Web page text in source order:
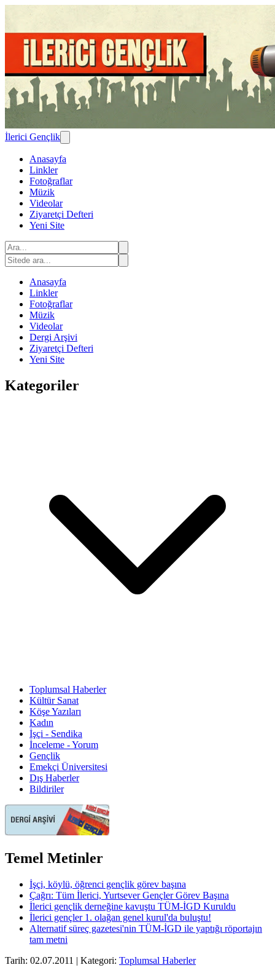
İlerici Gençlik
Anasayfa
Linkler
Fotoğraflar
Müzik
Videolar
Ziyaretçi Defteri
Yeni Site
Anasayfa
Linkler
Fotoğraflar
Müzik
Videolar
Dergi Arşivi
Ziyaretçi Defteri
Yeni Site
Kategoriler
Toplumsal Haberler
Kültür Sanat
Köşe Yazıları
Kadın
İşçi - Sendika
İnceleme - Yorum
Gençlik
Emekçi Üniversitesi
Dış Haberler
Bildiriler
Temel Metinler
İşçi, köylü, öğrenci gençlik görev başına
Çağrı: Tüm İlerici, Yurtsever Gençler Görev Başına
İlerici gençlik derneğine kavuştu TÜM-İGD Kuruldu
İlerici gençler 1. olağan genel kurul'da buluştu!
Alternatif süreç gazetesi'nin TÜM-İGD ile yaptığı röportajın
tam metni
Tarih: 02.07.2011 | Kategori: Toplumsal Haberler